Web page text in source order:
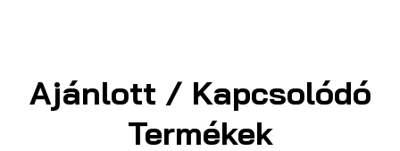
Ajánlott / Kapcsolódó
Termékek